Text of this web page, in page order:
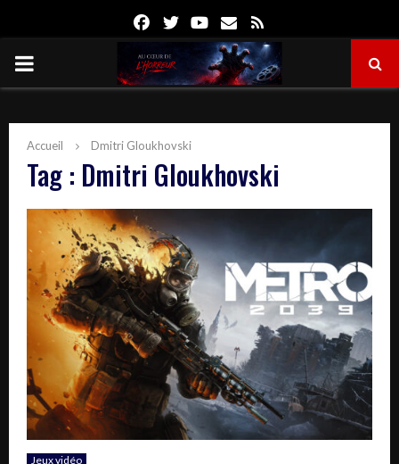
FacebookTwitterYoutube
Email
PRIMARY
Accueil Dmitri Gloukhovski
Tag : Dmitri Gloukhovski
Jeux vidéo